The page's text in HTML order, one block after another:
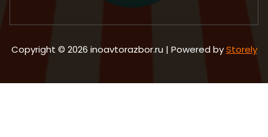
Copyright © 2026 inoavtorazbor.ru | Powered byStorely